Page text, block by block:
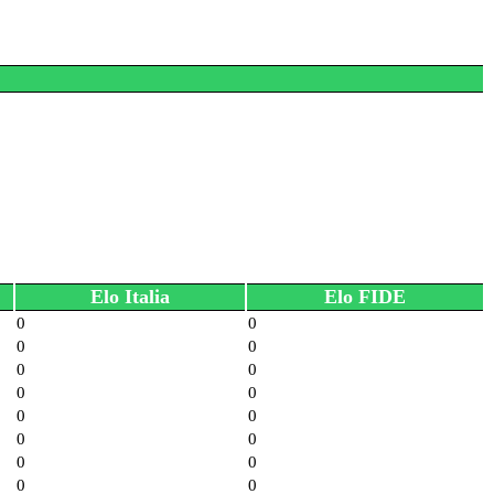
Elo Italia Elo FIDE
0
0
0
0
0
0
0
0
0
0
0
0
0
0
0
0